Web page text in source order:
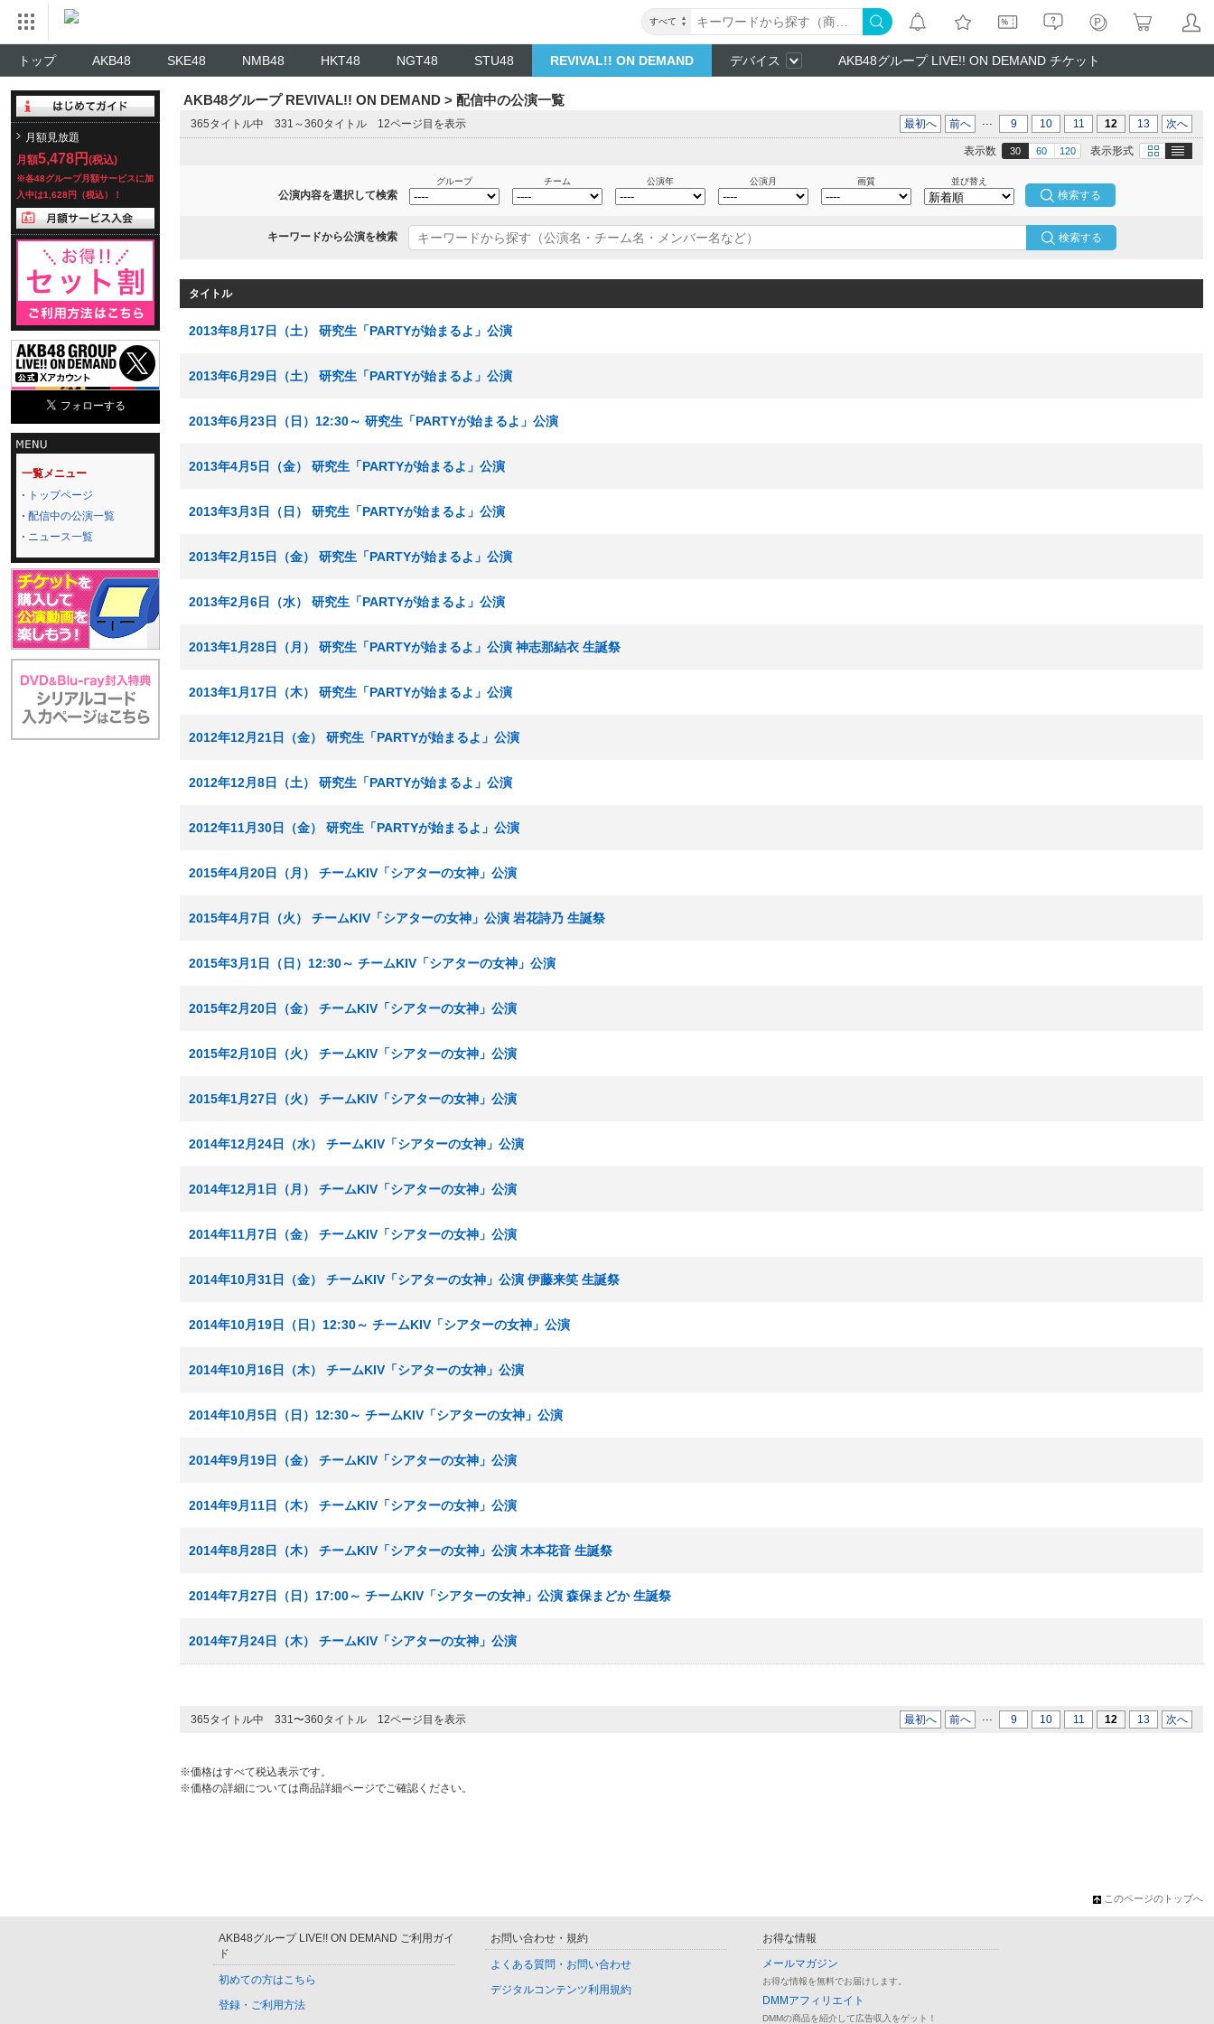
すべて
トップ AKB48 SKE48 NMB48 HKT48 NGT48 STU48 REVIVAL!! ON DEMAND デバイス AKB48グループ LIVE!! ON DEMAND チケット
月額見放題
月額5,478円 (税込)
※各48グループ月額サービスに加
入中は1,628円（税込）！
一覧メニュー
トップページ
配信中の公演一覧
ニュース一覧
AKB48グループ REVIVAL!! ON DEMAND > 配信中の公演一覧
365タイトル中 331～360タイトル 12ページ目を表示 最初へ 前へ ... 9 10 11 12 13 次へ
表示形式 画像
表示数 30 60 120
公演内容を選択して検索
グループ チーム 公演年 公演月 画質 並び替え
キーワードから公演を検索 検索する
タイトル
2013年8月17日（土） 研究生「PARTYが始まるよ」公演
2013年6月29日（土） 研究生「PARTYが始まるよ」公演
2013年6月23日（日）12:30～ 研究生「PARTYが始まるよ」公演
2013年4月5日（金） 研究生「PARTYが始まるよ」公演
2013年3月3日（日） 研究生「PARTYが始まるよ」公演
2013年2月15日（金） 研究生「PARTYが始まるよ」公演
2013年2月6日（水） 研究生「PARTYが始まるよ」公演
2013年1月28日（月） 研究生「PARTYが始まるよ」公演 神志那結衣 生誕祭
2013年1月17日（木） 研究生「PARTYが始まるよ」公演
2012年12月21日（金） 研究生「PARTYが始まるよ」公演
2012年12月8日（土） 研究生「PARTYが始まるよ」公演
2012年11月30日（金） 研究生「PARTYが始まるよ」公演
2015年4月20日（月） チームKIV「シアターの女神」公演
2015年4月7日（火） チームKIV「シアターの女神」公演 岩花詩乃 生誕祭
2015年3月1日（日）12:30～ チームKIV「シアターの女神」公演
2015年2月20日（金） チームKIV「シアターの女神」公演
2015年2月10日（火） チームKIV「シアターの女神」公演
2015年1月27日（火） チームKIV「シアターの女神」公演
2014年12月24日（水） チームKIV「シアターの女神」公演
2014年12月1日（月） チームKIV「シアターの女神」公演
2014年11月7日（金） チームKIV「シアターの女神」公演
2014年10月31日（金） チームKIV「シアターの女神」公演 伊藤来笑 生誕祭
2014年10月19日（日）12:30～ チームKIV「シアターの女神」公演
2014年10月16日（木） チームKIV「シアターの女神」公演
2014年10月5日（日）12:30～ チームKIV「シアターの女神」公演
2014年9月19日（金） チームKIV「シアターの女神」公演
2014年9月11日（木） チームKIV「シアターの女神」公演
2014年8月28日（木） チームKIV「シアターの女神」公演 木本花音 生誕祭
2014年7月27日（日）17:00～ チームKIV「シアターの女神」公演 森保まどか 生誕祭
2014年7月24日（木） チームKIV「シアターの女神」公演
365タイトル中 331〜360タイトル 12ページ目を表示 最初へ 前へ ... 9 10 11 12 13 次へ
※価格はすべて税込表示です。
※価格の詳細については商品詳細ページでご確認ください。
このページのトップへ
AKB48グループ LIVE!! ON DEMAND ご利用ガイ
ド
初めての方はこちら
登録・ご利用方法
お問い合わせ・規約
よくある質問・お問い合わせ
デジタルコンテンツ利用規約
お得な情報
メールマガジン
お得な情報を無料でお届けします。
DMMアフィリエイト
DMMの商品を紹介して広告収入をゲット！